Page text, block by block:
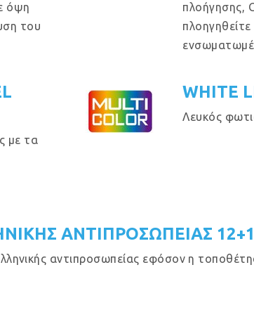
όψη
του
πλοήγησης,
πλοηγηθείτε
με τα
WHITE
Λευκός
ΑΝΤΙΠΡΟΣΩΠΕΙΑΣ
αντιπροσωπείας εφόσον η